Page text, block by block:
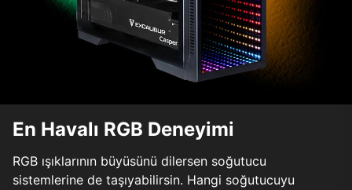
En Havalı RGB Deneyimi
RGB ışıklarının büyüsünü dilersen soğutucu
sistemlerine de taşıyabilirsin. Hangi soğutucuyu